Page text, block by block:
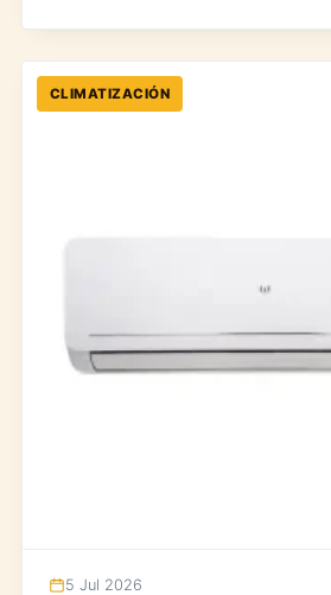
CLIMATIZACIÓN
5 Jul 2026